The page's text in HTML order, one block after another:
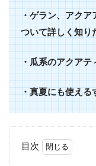
・ゲラン、アク
ついて詳しく知り
・瓜系のアクアテ
・真夏にも使え
目次